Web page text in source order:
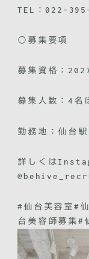
TEL：022-
○募集要項
募集資格：
募集人数：4名
勤務地：仙台駅
詳しくは
#仙台美容室#
台美容師募集#